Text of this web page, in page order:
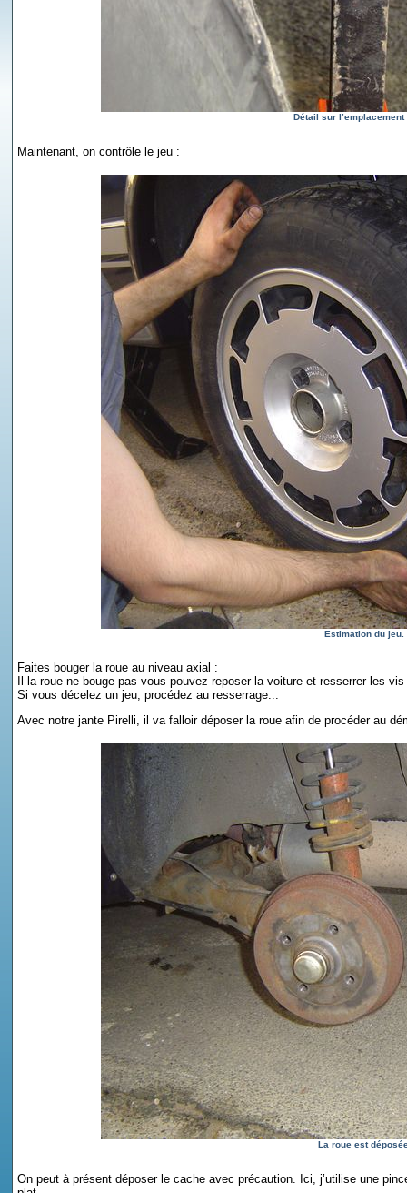
Détail sur l’emplacement
Maintenant, on contrôle le jeu :
Estimation du jeu.
Faites bouger la roue au niveau axial :
Il la roue ne bouge pas vous pouvez reposer la voiture et resserrer les
Si vous décelez un jeu, procédez au resserrage...
Avec notre jante Pirelli, il va falloir déposer la roue afin de procéder au
La roue est
On peut à présent déposer le cache avec précaution. Ici, j’utilise une